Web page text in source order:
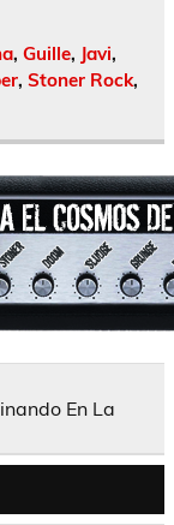
, Guille, Javi,
, Stoner Rock,
En La